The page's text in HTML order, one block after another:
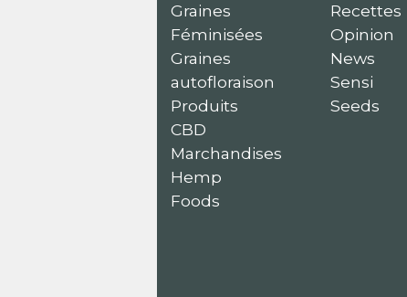
Graines
Féminisées
Graines
autofloraison
Produits
CBD
Marchandises
Hemp
Foods
Recettes
Opinion
News
Sensi
Seeds